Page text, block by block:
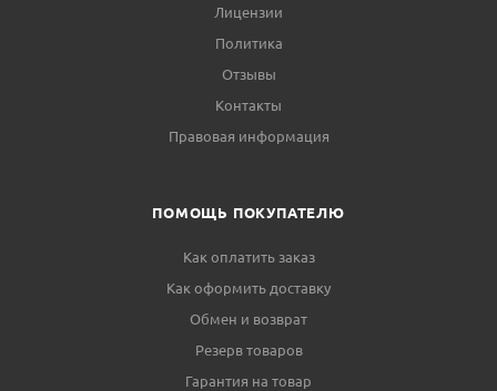
Лицензии
Политика
Отзывы
Контакты
Правовая информация
ПОМОЩЬ ПОКУПАТЕЛЮ
Как оплатить заказ
Как оформить доставку
Обмен и возврат
Резерв товаров
Гарантия на товар